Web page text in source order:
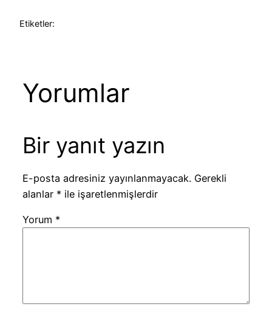
Etiketler:
Yorumlar
Bir yanıt yazın
E-posta adresiniz yayınlanmayacak. Gerekli
alanlar * ile işaretlenmişlerdir
Yorum *